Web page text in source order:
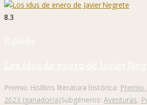
8.3
P. plebe
Los idus de enero de Javier
Premio Hislibris literatura histórica: Premio
2023 (ganador/a)Subgéneros: Aventuras,